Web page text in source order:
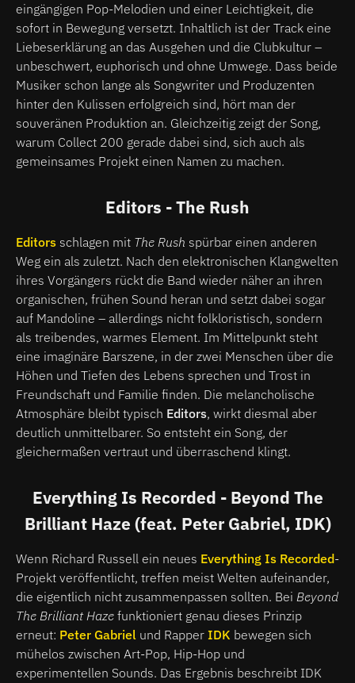
eingängigen Pop-Melodien und einer Leichtigkeit, die
sofort in Bewegung versetzt. Inhaltlich ist der Track eine
Liebeserklärung an das Ausgehen und die Clubkultur –
unbeschwert, euphorisch und ohne Umwege. Dass beide
Musiker schon lange als Songwriter und Produzenten
hinter den Kulissen erfolgreich sind, hört man der
souveränen Produktion an. Gleichzeitig zeigt der Song,
warum Collect 200 gerade dabei sind, sich auch als
gemeinsames Projekt einen Namen zu machen.
Editors - The Rush
Editors schlagen mit The Rush spürbar einen anderen
Weg ein als zuletzt. Nach den elektronischen Klangwelten
ihres Vorgängers rückt die Band wieder näher an ihren
organischen, frühen Sound heran und setzt dabei sogar
auf Mandoline – allerdings nicht folkloristisch, sondern
als treibendes, warmes Element. Im Mittelpunkt steht
eine imaginäre Barszene, in der zwei Menschen über die
Höhen und Tiefen des Lebens sprechen und Trost in
Freundschaft und Familie finden. Die melancholische
Atmosphäre bleibt typisch Editors, wirkt diesmal aber
deutlich unmittelbarer. So entsteht ein Song, der
gleichermaßen vertraut und überraschend klingt.
Everything Is Recorded - Beyond The
Brilliant Haze (feat. Peter Gabriel, IDK)
Wenn Richard Russell ein neues Everything Is Recorded-
Projekt veröffentlicht, treffen meist Welten aufeinander,
die eigentlich nicht zusammenpassen sollten. Bei Beyond
The Brilliant Haze funktioniert genau dieses Prinzip
erneut: Peter Gabriel und Rapper IDK bewegen sich
mühelos zwischen Art-Pop, Hip-Hop und
experimentellen Sounds. Das Ergebnis beschreibt IDK